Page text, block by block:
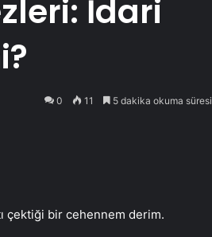
İdari
0 11 5 dakika okuma süresi
çektiği bir cehennem derim.